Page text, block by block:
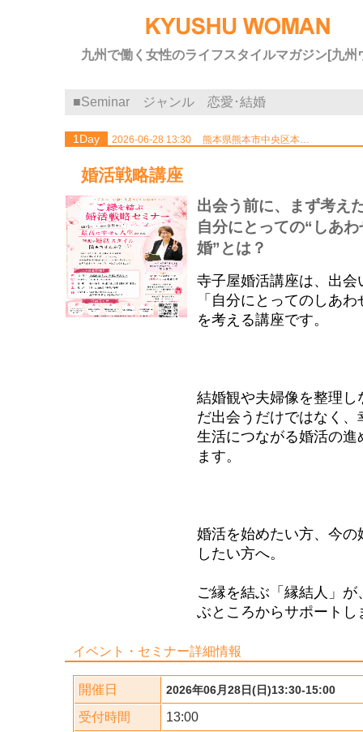
九州で働く女性のライフスタイルマガジン[九州
■Seminar ジャンル 恋愛･結婚
1Day 2026-06-28 13:30 熊本県熊本市中央区本…
婚活戦略講座
出会う前に、まず考え
自分にとっての“しあ
婚”とは？
寺子屋婚活講座は、出会
「自分にとってのしあ
を考える講座です。
結婚観や夫婦像を整理し
だ出会うだけではなく、
生活につながる婚活の進
ます。
婚活を始めたい方、今の
したい方へ。
ご縁を結ぶ「縁結人」が
ぶところからサポートし
イベント・セミナー詳細情報
開催日 2026年06月28日(日)13:30-15:00
受付時間
13:00